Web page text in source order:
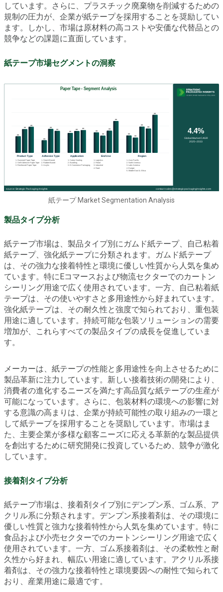
しています。さらに、プラスチック廃棄物を削減するための
規制の圧力が、企業が紙テープを採用することを奨励してい
ます。しかし、市場は原材料の高コストや安価な代替品との
競争などの課題に直面しています。
紙テープ市場セグメントの洞察
紙テープ Market Segmentation Analysis
製品タイプ分析
紙テープ市場は、製品タイプ別にガムド紙テープ、自己粘着
紙テープ、強化紙テープに分類されます。ガムド紙テープ
は、その強力な接着特性と環境に優しい性質から人気を集め
ています。特にEコマースおよび物流セクターでのカートン
シーリング用途で広く使用されています。一方、自己粘着紙
テープは、その使いやすさと多用途性から好まれています。
強化紙テープは、その耐久性と強度で知られており、重包装
用途に適しています。持続可能な包装ソリューションの需要
増加が、これらすべての製品タイプの成長を促進していま
す。
メーカーは、紙テープの性能と多用途性を向上させるために
製品革新に注力しています。新しい接着技術の開発により、
消費者の進化するニーズを満たす高品質な紙テープの生産が
可能になっています。さらに、包装材料の環境への影響に対
する意識の高まりは、企業が持続可能性の取り組みの一環と
して紙テープを採用することを奨励しています。市場はま
た、主要企業が多様な顧客ニーズに応える革新的な製品提供
を創出するために研究開発に投資しているため、競争が激化
しています。
接着剤タイプ分析
紙テープ市場は、接着剤タイプ別にデンプン系、ゴム系、ア
クリル系に分類されます。デンプン系接着剤は、その環境に
優しい性質と強力な接着特性から人気を集めています。特に
食品および小売セクターでのカートンシーリング用途で広く
使用されています。一方、ゴム系接着剤は、その柔軟性と耐
久性から好まれ、幅広い用途に適しています。アクリル系接
着剤は、その強力な接着特性と環境要因への耐性で知られて
おり、産業用途に最適です。